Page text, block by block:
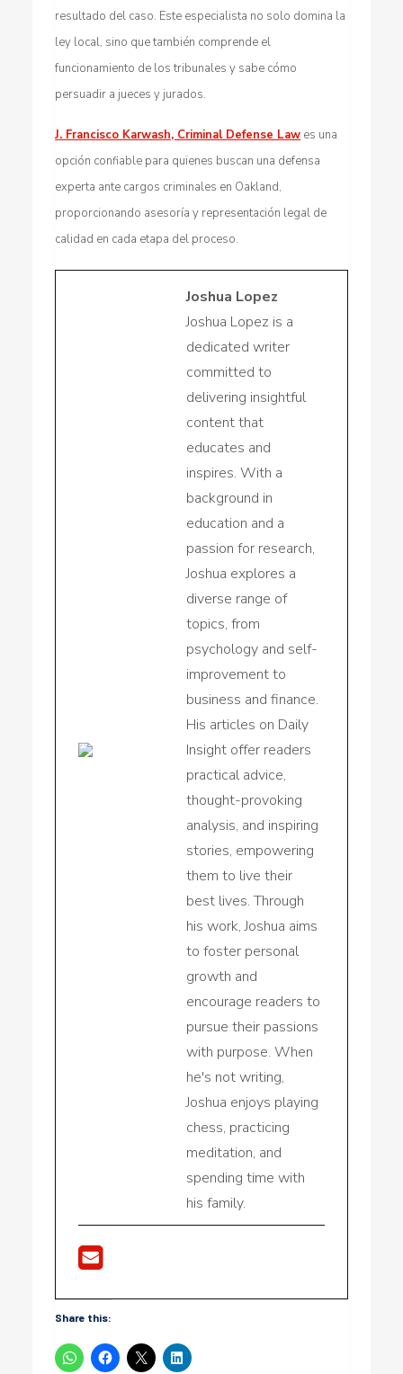
resultado del caso. Este especialista no solo domina la
ley local, sino que también comprende el
funcionamiento de los tribunales y sabe cómo
persuadir a jueces y jurados.
J. Francisco Karwash, Criminal Defense Law es una
opción confiable para quienes buscan una defensa
experta ante cargos criminales en Oakland,
proporcionando asesoría y representación legal de
calidad en cada etapa del proceso.
Joshua Lopez
Joshua Lopez is a
dedicated writer
committed to
delivering insightful
content that
educates and
inspires. With a
background in
education and a
passion for research,
Joshua explores a
diverse range of
topics, from
psychology and self-
improvement to
business and finance.
His articles on Daily
Insight offer readers
practical advice,
thought-provoking
analysis, and inspiring
stories, empowering
them to live their
best lives. Through
his work, Joshua aims
to foster personal
growth and
encourage readers to
pursue their passions
with purpose. When
he's not writing,
Joshua enjoys playing
chess, practicing
meditation, and
spending time with
his family.
Share this: